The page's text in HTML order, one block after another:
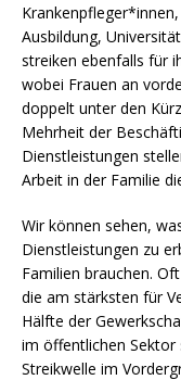
Ausbildung,
streiken ebenfalls für
wobei Frauen an
doppelt unter den
Mehrheit der
Dienstleistungen
Arbeit in der Familie
Wir können sehen,
Dienstleistungen zu
Familien brauchen.
die am stärksten für
Hälfte der
im öffentlichen Sektor
Streikwelle im